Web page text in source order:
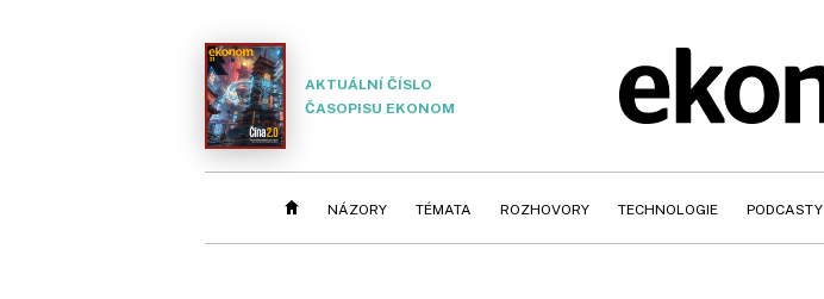
AKTUÁLNÍ ČÍSLO
ČASOPISU EKONOM
NÁZORY TÉMATA ROZHOVORY TECHNOLOGIE PODCASTY